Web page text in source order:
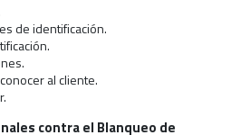
de identificación.
al cliente.
contra el Blanqueo de